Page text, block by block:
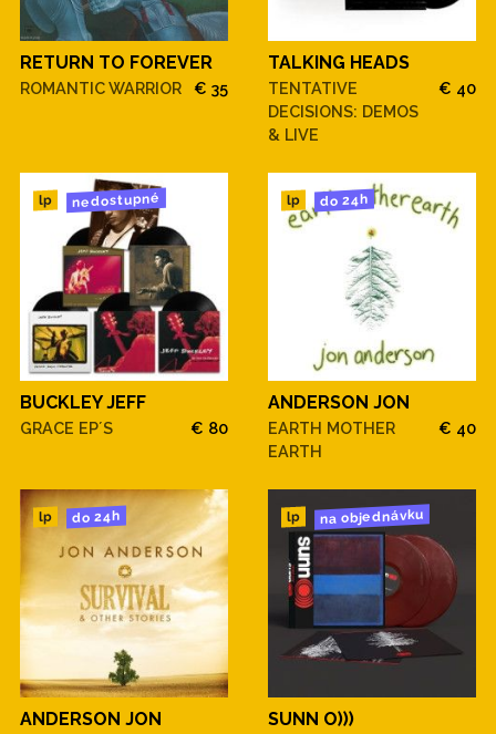
RETURN TO FOREVER
ROMANTIC WARRIOR € 35
TALKING HEADS
TENTATIVE
DECISIONS: DEMOS
& LIVE
€ 40
lp nedostupné
BUCKLEY JEFF
GRACE EP´S € 80
lp do 24h
ANDERSON JON
EARTH MOTHER
EARTH
€ 40
lp do 24h
ANDERSON JON
lp na objednávku
SUNN O)))